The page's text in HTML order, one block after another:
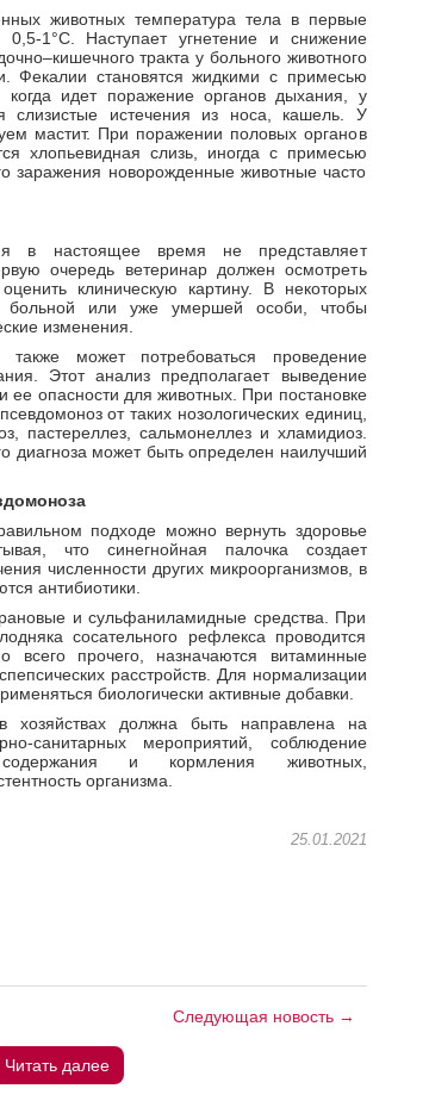
животных температура тела в первые
1°С. Наступает угнетение и снижение
тракта у больного животного
Фекалии становятся жидкими с примесью
идет поражение органов дыхания, у
слизистые истечения из носа, кашель. У
мастит. При поражении половых органов
хлопьевидная слизь, иногда с примесью
заражения новорожденные животные часто
в настоящее время не представляет
очередь ветеринар должен осмотреть
клиническую картину. В некоторых
больной или уже умершей особи, чтобы
изменения.
также может потребоваться проведение
Этот анализ предполагает выведение
ее опасности для животных. При постановке
от таких нозологических единиц,
пастереллез, сальмонеллез и хламидиоз.
диагноза может быть определен наилучший
подходе можно вернуть здоровье
что синегнойная палочка создает
численности других микроорганизмов, в
антибиотики.
и сульфаниламидные средства. При
сосательного рефлекса проводится
всего прочего, назначаются витаминные
расстройств. Для нормализации
биологически активные добавки.
хозяйствах должна быть направлена на
санитарных мероприятий, соблюдение
содержания и кормления животных,
организма.
25.01.2021
Следующая новость →
Читать далее